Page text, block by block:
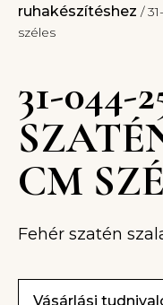
ruhakészítéshez /
széles
31-044-
CM
Fehér szatén
Vásárlási